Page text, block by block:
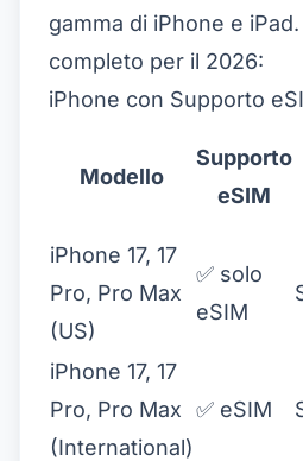
gamma di iPhone e iPad.
completo per il 2026:
iPhone con Supporto
Modello
Supporto
eSIM
iPhone 17, 17
Pro, Pro Max
(US)
✅ solo
eSIM
iPhone 17, 17
Pro, Pro Max
(International)
✅ eSIM